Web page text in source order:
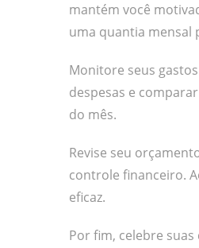
mantém você
uma quantia mensal
Monitore seus
despesas e
do mês.
Revise seu
controle financeiro.
eficaz.
Por fim, celebre